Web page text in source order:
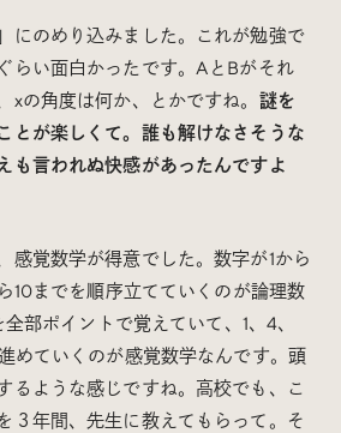
にのめり込みました。これが勉強で
らい面白かったです。AとBがそれ
の角度は何か、とかですね。 謎を
とが楽しくて。誰も解けなさそうな
も言われぬ快感があったんですよ
感覚数学が得意でした。数字が1から
10までを順序立てていくのが論理数
部ポイントで覚えていて、1、4、
めていくのが感覚数学なんです。頭
るような感じですね。高校でも、こ
３年間、先生に教えてもらって。そ